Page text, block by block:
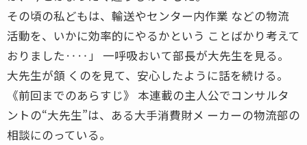
その頃の私どもは、輸送やセンター内作業 などの物流
活動を、いかに効率的にやるかという ことばかり考えて
おりました‥‥」 一呼吸おいて部長が大先生を見る。
大先生が頷 くのを見て、安心したように話を続ける。
《前回までのあらすじ》 本連載の主人公でコンサルタ
ントの“大先生”は、ある大手消費財メ ーカーの物流部の
相談にのっている。